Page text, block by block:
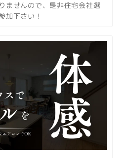
ませんので、是非住宅会社選
加下さい！